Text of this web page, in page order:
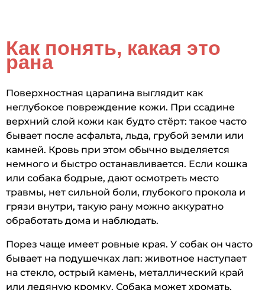
Как понять, какая это
рана
Поверхностная царапина выглядит как
неглубокое повреждение кожи. При ссадине
верхний слой кожи как будто стёрт: такое часто
бывает после асфальта, льда, грубой земли или
камней. Кровь при этом обычно выделяется
немного и быстро останавливается. Если кошка
или собака бодрые, дают осмотреть место
травмы, нет сильной боли, глубокого прокола и
грязи внутри, такую рану можно аккуратно
обработать дома и наблюдать.
Порез чаще имеет ровные края. У собак он часто
бывает на подушечках лап: животное наступает
на стекло, острый камень, металлический край
или ледяную кромку. Собака может хромать,